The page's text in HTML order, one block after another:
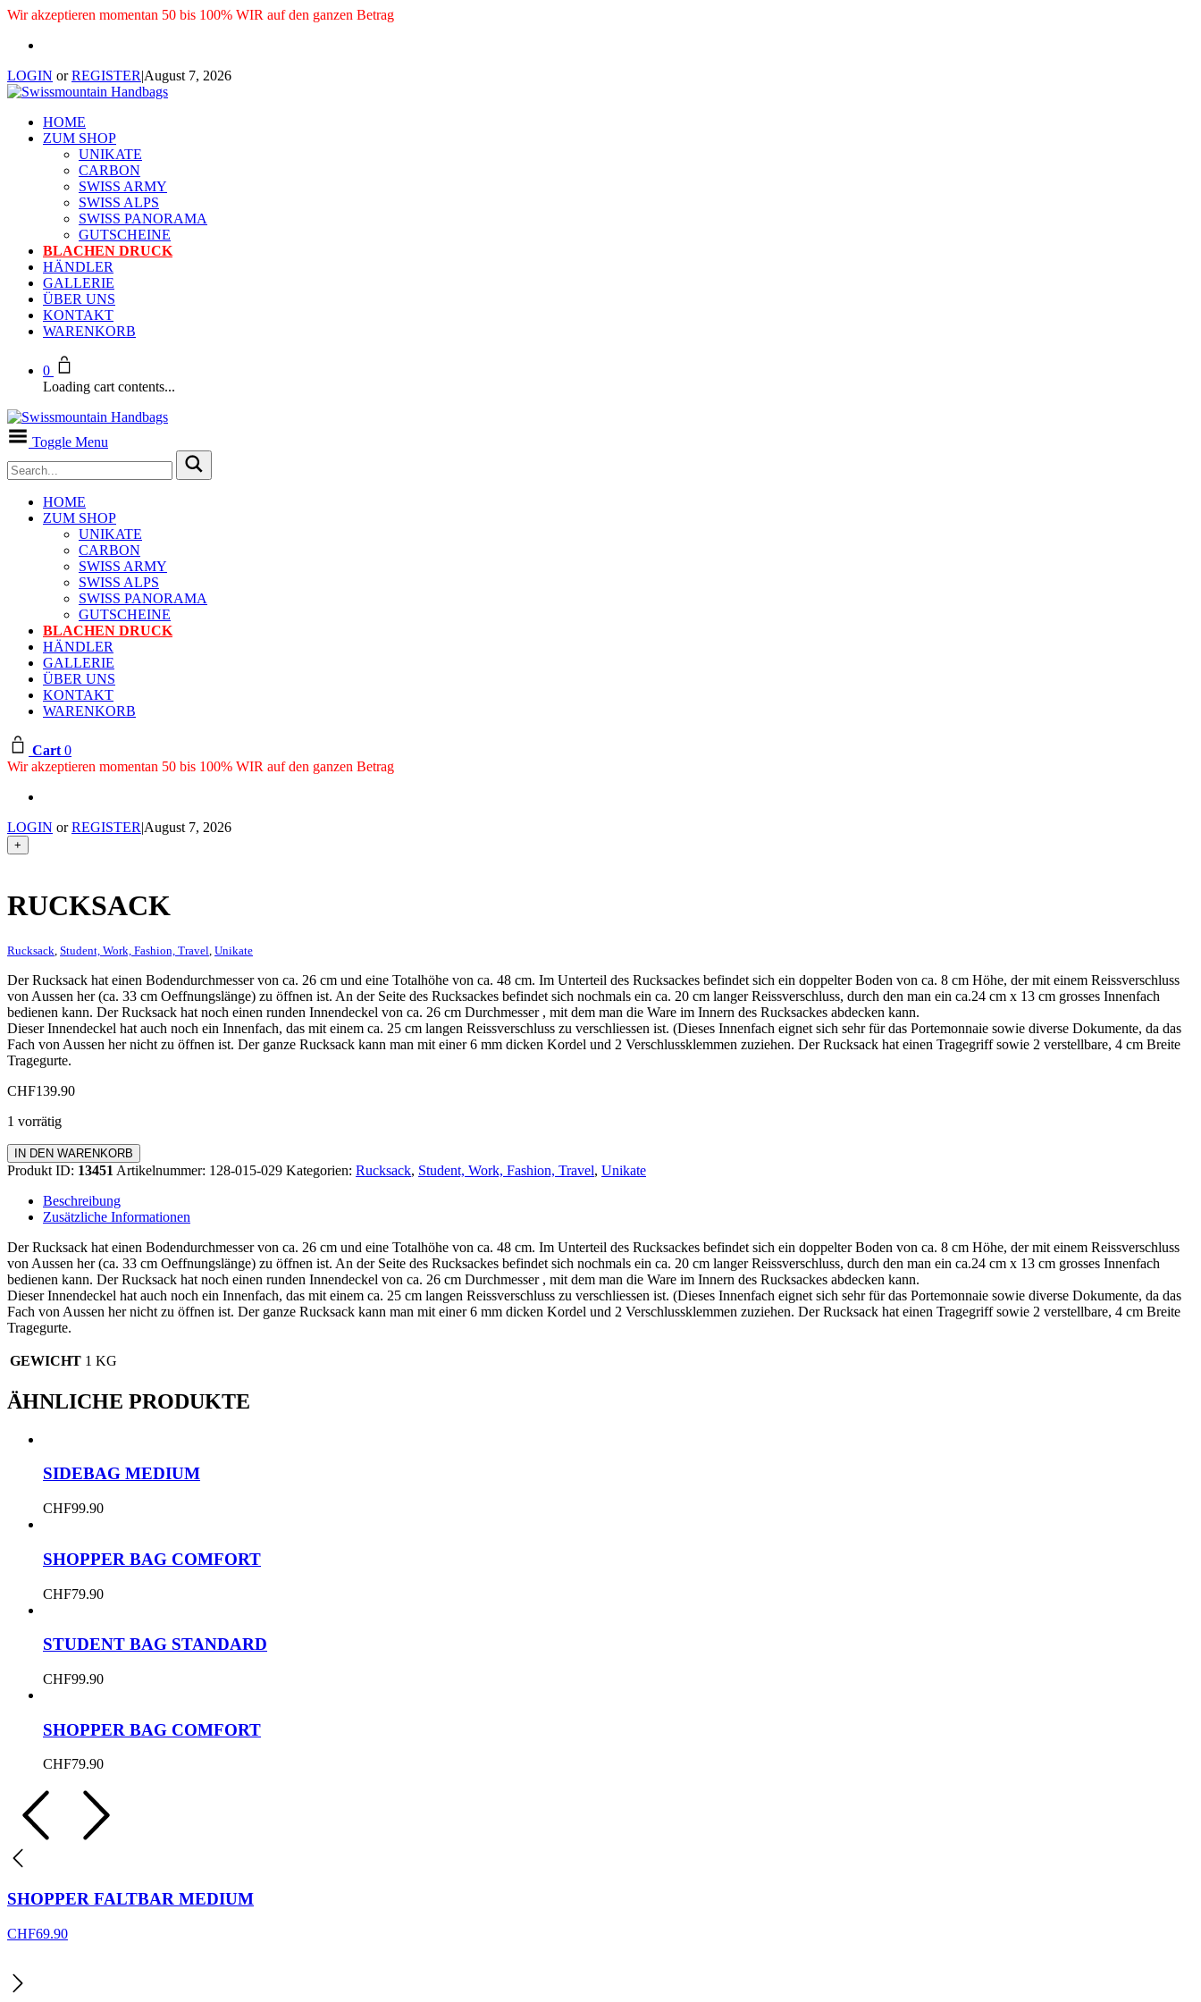
Wir akzeptieren momentan 50 bis 100% WIR auf den ganzen Betrag
LOGIN orREGISTER|August 7, 2026
HOME
ZUM SHOP
UNIKATE
CARBON
SWISS ARMY
SWISS ALPS
SWISS PANORAMA
GUTSCHEINE
BLACHEN DRUCK
HÄNDLER
GALLERIE
ÜBER UNS
KONTAKT
WARENKORB
0
Loading cart contents...
Toggle Menu
HOME
ZUM SHOP
UNIKATE
CARBON
SWISS ARMY
SWISS ALPS
SWISS PANORAMA
GUTSCHEINE
BLACHEN DRUCK
HÄNDLER
GALLERIE
ÜBER UNS
KONTAKT
WARENKORB
Cart 0
Wir akzeptieren momentan 50 bis 100% WIR auf den ganzen Betrag
LOGIN orREGISTER|August 7, 2026
+
RUCKSACK
Rucksack Student, Work, Fashion, Travel Unikate
Der Rucksack hat einen Bodendurchmesser von ca. 26 cm und eine Totalhöhe von ca. 48 cm. Im Unterteil des Rucksackes befindet sich ein doppelter Boden von ca. 8 cm Höhe, der mit einem Reissverschluss
von Aussen her (ca. 33 cm Oeffnungslänge) zu öffnen ist. An der Seite des Rucksackes befindet sich nochmals ein ca. 20 cm langer Reissverschluss, durch den man ein ca.24 cm x 13 cm grosses Innenfach
bedienen kann. Der Rucksack hat noch einen runden Innendeckel von ca. 26 cm Durchmesser , mit dem man die Ware im Innern des Rucksackes abdecken kann.
Dieser Innendeckel hat auch noch ein Innenfach, das mit einem ca. 25 cm langen Reissverschluss zu verschliessen ist. (Dieses Innenfach eignet sich sehr für das Portemonnaie sowie diverse Dokumente, da das
Fach von Aussen her nicht zu öffnen ist. Der ganze Rucksack kann man mit einer 6 mm dicken Kordel und 2 Verschlussklemmen zuziehen. Der Rucksack hat einen Tragegriff sowie 2 verstellbare, 4 cm Breite
Tragegurte.
CHF139.90
1 vorrätig
Rucksack
Menge
IN DEN WARENKORB
Produkt ID: 13451 Artikelnummer: 128-015-029 Kategorien: Rucksack, Student, Work, Fashion, Travel, Unikate
Beschreibung
Zusätzliche Informationen
Der Rucksack hat einen Bodendurchmesser von ca. 26 cm und eine Totalhöhe von ca. 48 cm. Im Unterteil des Rucksackes befindet sich ein doppelter Boden von ca. 8 cm Höhe, der mit einem Reissverschluss
von Aussen her (ca. 33 cm Oeffnungslänge) zu öffnen ist. An der Seite des Rucksackes befindet sich nochmals ein ca. 20 cm langer Reissverschluss, durch den man ein ca.24 cm x 13 cm grosses Innenfach
bedienen kann. Der Rucksack hat noch einen runden Innendeckel von ca. 26 cm Durchmesser , mit dem man die Ware im Innern des Rucksackes abdecken kann.
Dieser Innendeckel hat auch noch ein Innenfach, das mit einem ca. 25 cm langen Reissverschluss zu verschliessen ist. (Dieses Innenfach eignet sich sehr für das Portemonnaie sowie diverse Dokumente, da das
Fach von Aussen her nicht zu öffnen ist. Der ganze Rucksack kann man mit einer 6 mm dicken Kordel und 2 Verschlussklemmen zuziehen. Der Rucksack hat einen Tragegriff sowie 2 verstellbare, 4 cm Breite
Tragegurte.
GEWICHT 1 KG
ÄHNLICHE PRODUKTE
SIDEBAG MEDIUM
CHF99.90
SHOPPER BAG COMFORT
CHF79.90
STUDENT BAG STANDARD
CHF99.90
SHOPPER BAG COMFORT
CHF79.90
SHOPPER FALTBAR MEDIUM
CHF69.90